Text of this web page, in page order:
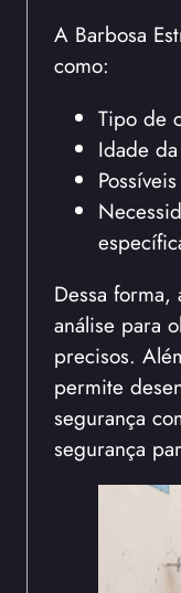
A Barbosa
como:
Tipo de
Idade
Dessa
análise para
precisos.
permite
segurança
segurança